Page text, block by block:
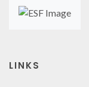
LINKS